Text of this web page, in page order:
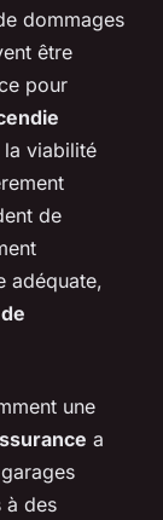
dommages
être
pour
la viabilité
de
adéquate,
une
a
à des